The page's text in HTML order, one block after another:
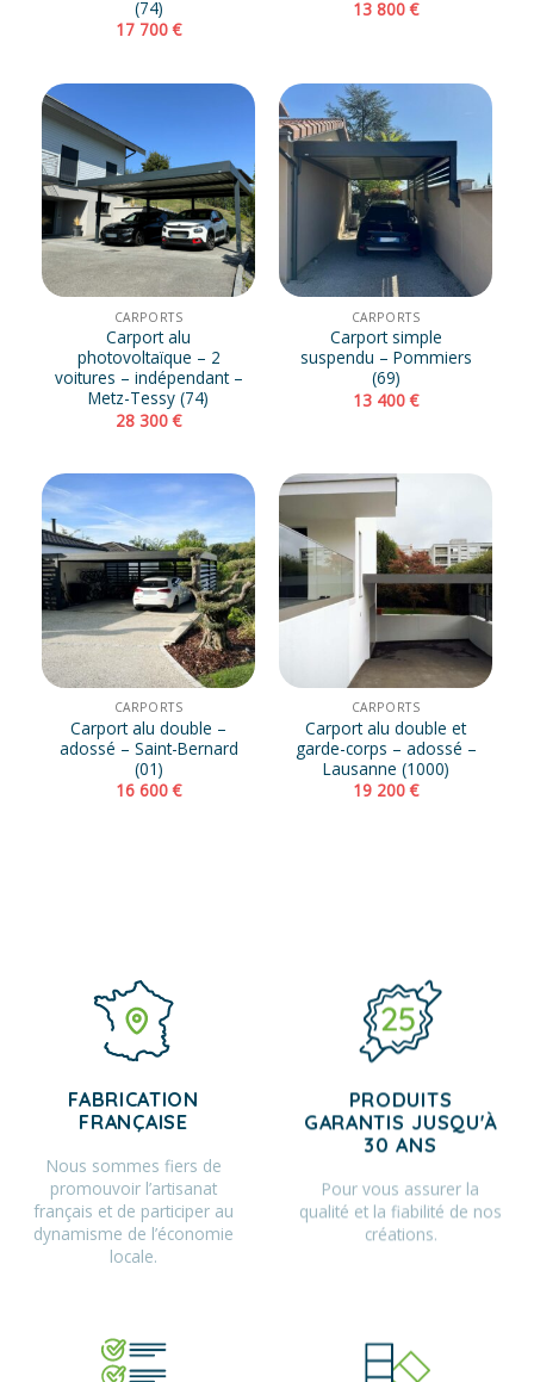
(74)
17 700€
13 800€
CARPORTS
Carport alu
photovoltaïque – 2
voitures – indépendant –
Metz-Tessy (74)
28 300€
CARPORTS
Carport simple
suspendu – Pommiers
(69)
13 400€
CARPORTS
Carport alu double –
adossé – Saint-Bernard
(01)
16 600€
CARPORTS
Carport alu double et
garde-corps – adossé –
Lausanne (1000)
19 200€
FABRICATION
FRANÇAISE
Nous sommes fiers de
promouvoir l’artisanat
français et de participer au
dynamisme de l’économie
locale.
PRODUITS
GARANTIS JUSQU'À
30 ANS
Pour vous assurer la
qualité et la fiabilité de nos
créations.